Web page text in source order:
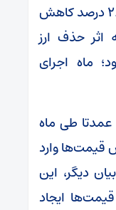
تیر به ۴.۷ درصد و در مرداد به ۲.۷ درصد کاهش
حذف ارز
عیان بود؛ ماه اجرای
طی ماه
قیمت‌ها وارد
دیگر، این
ایجاد